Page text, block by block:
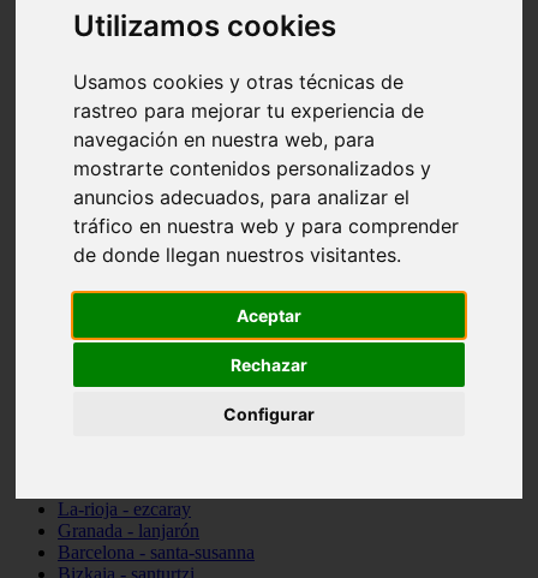
Utilizamos cookies
Usamos cookies y otras técnicas de
rastreo para mejorar tu experiencia de
navegación en nuestra web, para
mostrarte contenidos personalizados y
anuncios adecuados, para analizar el
tráfico en nuestra web y para comprender
de donde llegan nuestros visitantes.
Aceptar
Rechazar
Configurar
Santa-cruz-de-tenerife - los-llanos-de-aridane
Cantabria - suances
Granada - monachil
Huesca - isábena
Huesca - alquézar
Huesca - castejón-de-sos
Sevilla - marinaleda
Córdoba - almedinilla
Navarra - zangoza
Cantabria - arenas-de-iguña
Barcelona - la-pobla-de-lillet
Las-palmas - yaiza
Valladolid - fuensaldaña
La-rioja - ezcaray
Granada - lanjarón
Barcelona - santa-susanna
Bizkaia - santurtzi